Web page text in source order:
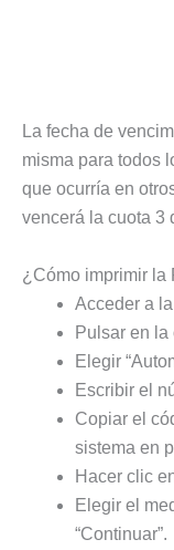
La fecha de
misma para todos
que ocurría en
vencerá la cuota 3
¿Cómo imprimir la
Acceder a
Pulsar en la
Elegir
Escribir el
Copiar el
sistema en
Hacer clic
Elegir el
“Continuar”.